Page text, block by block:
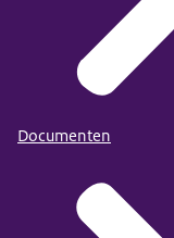
Documenten